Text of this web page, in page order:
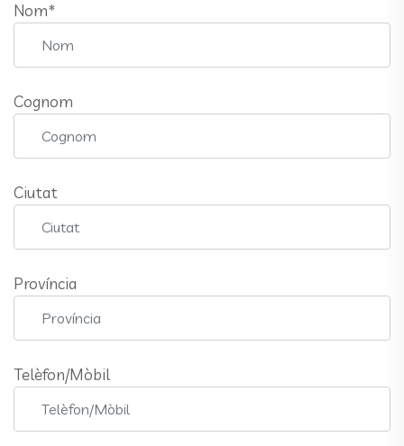
Nom*
Cognom
Ciutat
Província
Telèfon/Mòbil